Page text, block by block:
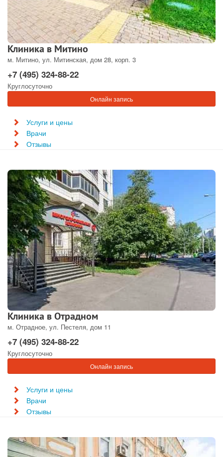
Клиника в Митино
м. Митино, ул. Митинская, дом 28, корп. 3
+7 (495) 324-88-22
Круглосуточно
Онлайн запись
Услуги и цены
Врачи
Отзывы
Клиника в Отрадном
м. Отрадное, ул. Пестеля, дом 11
+7 (495) 324-88-22
Круглосуточно
Онлайн запись
Услуги и цены
Врачи
Отзывы